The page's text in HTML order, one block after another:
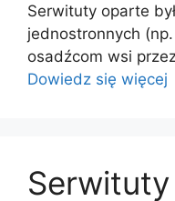
Serwituty oparte
jednostronnych
osadźcom wsi
Dowiedz się więcej